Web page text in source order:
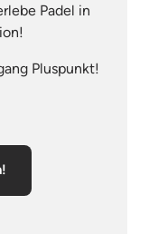
Padel in
Pluspunkt!